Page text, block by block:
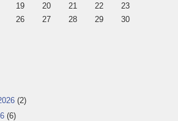
19 20 21 22
23
26 27 28 29
30
(2)
(6)